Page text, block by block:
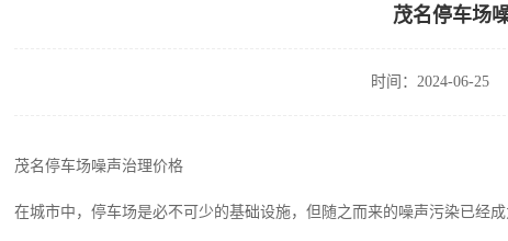
茂名停车场
时间：2024-06-25
茂名停车场噪声治理价格
在城市中，停车场是必不可少的基础设施，但随之而来的噪声污染已经